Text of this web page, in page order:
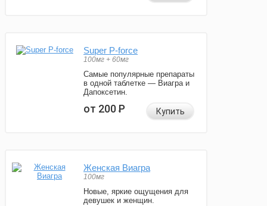
Super P-force
100мг + 60мг
Самые популярные препараты
в одной таблетке — Виагра и
Дапоксетин.
от 200Р Купить
Женская Виагра
100мг
Новые, яркие ощущения для
девушек и женщин.